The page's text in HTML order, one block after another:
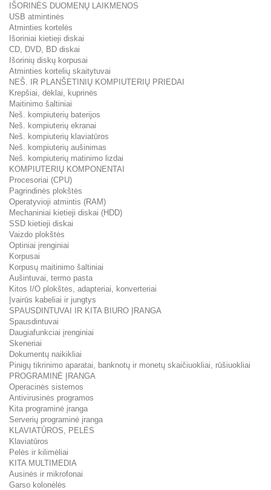
IŠORINĖS DUOMENŲ LAIKMENOS
USB atmintinės
Atminties kortelės
Išoriniai kietieji diskai
CD, DVD, BD diskai
Išorinių diskų korpusai
Atminties kortelių skaitytuvai
NEŠ. IR PLANŠETINIŲ KOMPIUTERIŲ PRIEDAI
Krepšiai, dėklai, kuprinės
Maitinimo šaltiniai
Neš. kompiuterių baterijos
Neš. kompiuterių ekranai
Neš. kompiuterių klaviatūros
Neš. kompiuterių aušinimas
Neš. kompiuterių matinimo lizdai
KOMPIUTERIŲ KOMPONENTAI
Procesoriai (CPU)
Pagrindinės plokštės
Operatyvioji atmintis (RAM)
Mechaniniai kietieji diskai (HDD)
SSD kietieji diskai
Vaizdo plokštės
Optiniai įrenginiai
Korpusai
Korpusų maitinimo šaltiniai
Aušintuvai, termo pasta
Kitos I/O plokštės, adapteriai, konverteriai
Įvairūs kabeliai ir jungtys
SPAUSDINTUVAI IR KITA BIURO ĮRANGA
Spausdintuvai
Daugiafunkciai įrenginiai
Skeneriai
Dokumentų naikikliai
Pinigų tikrinimo aparatai, banknotų ir monetų skaičiuokliai, rūšiuokliai
PROGRAMINĖ ĮRANGA
Operacinės sistemos
Antivirusinės programos
Kita programinė įranga
Serverių programinė įranga
KLAVIATŪROS, PELĖS
Klaviatūros
Pelės ir kilimėliai
KITA MULTIMEDIA
Ausinės ir mikrofonai
Garso kolonėlės